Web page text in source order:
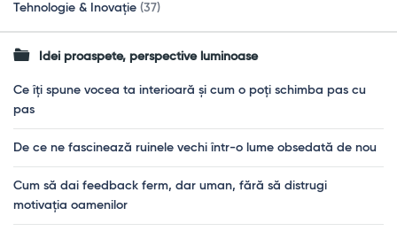
Tehnologie & Inovație (37)
Idei proaspete, perspective luminoase
Ce îți spune vocea ta interioară și cum o poți schimba pas cu
pas
De ce ne fascinează ruinele vechi într-o lume obsedată de nou
Cum să dai feedback ferm, dar uman, fără să distrugi
motivația oamenilor